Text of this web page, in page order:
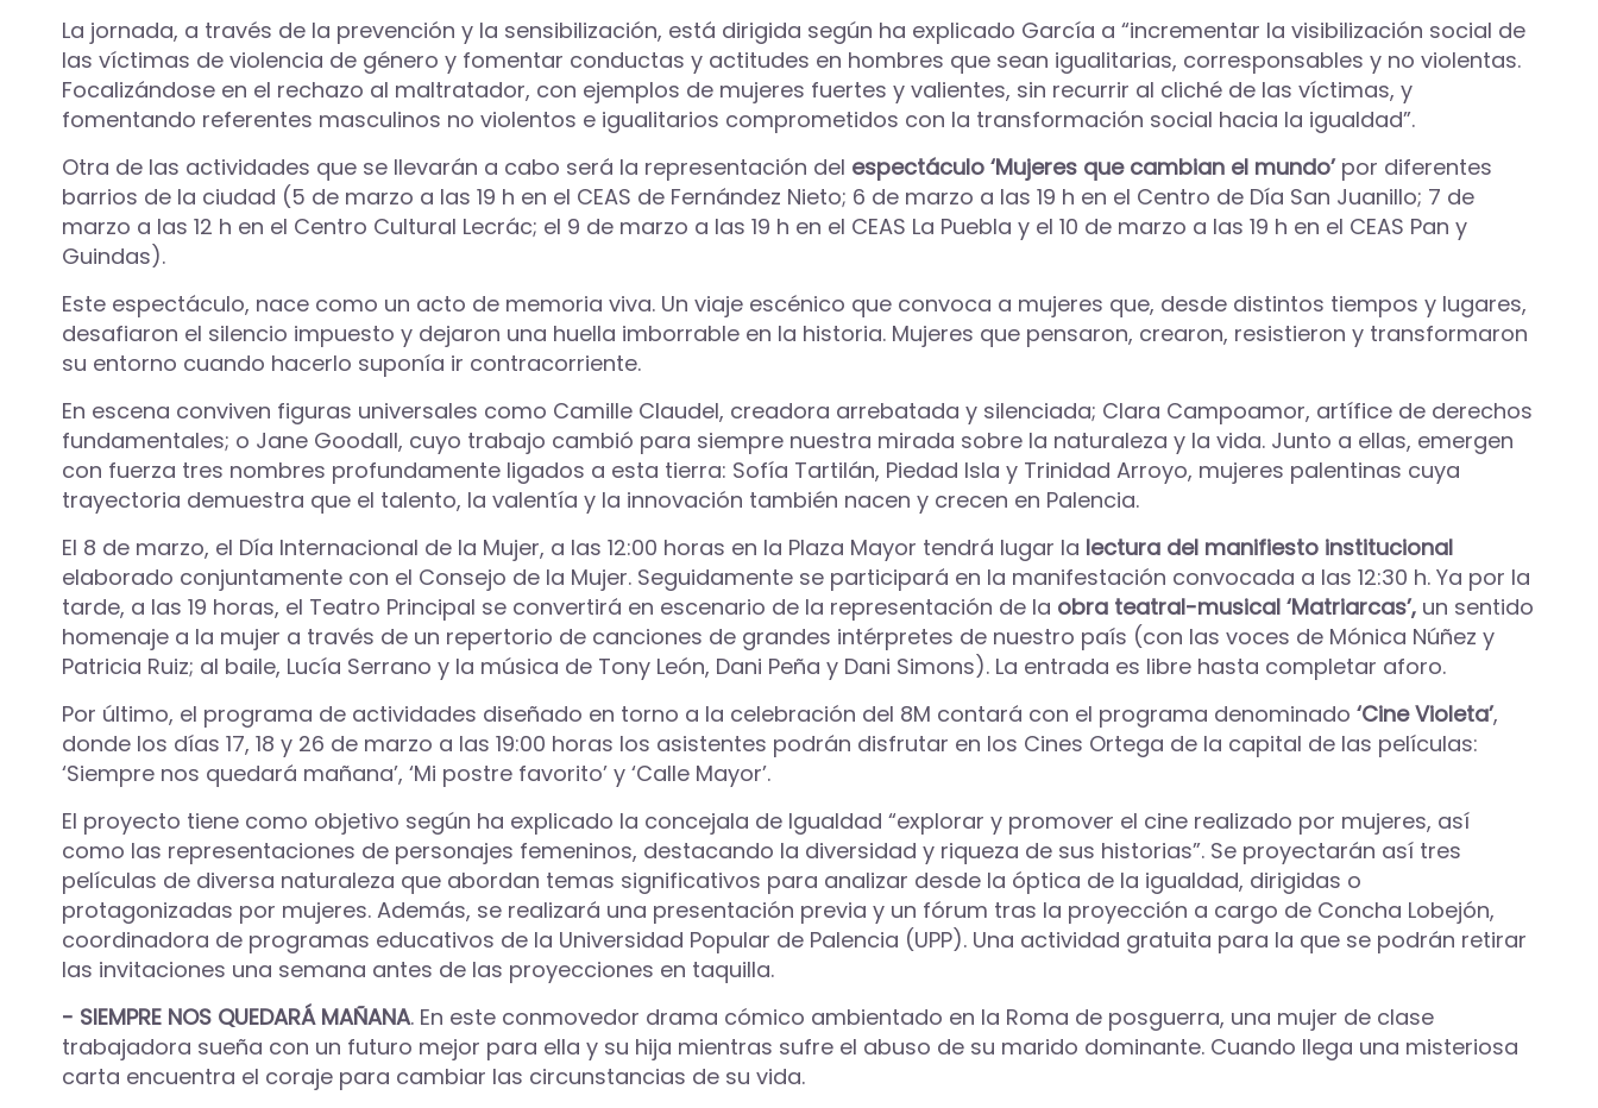
La jornada, a través de la prevención y la sensibilización, está dirigida según ha explicado García a “incrementar la visibilización social de
las víctimas de violencia de género y fomentar conductas y actitudes en hombres que sean igualitarias, corresponsables y no violentas.
Focalizándose en el rechazo al maltratador, con ejemplos de mujeres fuertes y valientes, sin recurrir al cliché de las víctimas, y
fomentando referentes masculinos no violentos e igualitarios comprometidos con la transformación social hacia la igualdad”.
Otra de las actividades que se llevarán a cabo será la representación del espectáculo ‘Mujeres que cambian el mundo’por diferentes
barrios de la ciudad (5 de marzo a las 19 h en el CEAS de Fernández Nieto; 6 de marzo a las 19 h en el Centro de Día San Juanillo; 7 de
marzo a las 12 h en el Centro Cultural Lecrác; el 9 de marzo a las 19 h en el CEAS La Puebla y el 10 de marzo a las 19 h en el CEAS Pan y
Guindas).
Este espectáculo, nace como un acto de memoria viva. Un viaje escénico que convoca a mujeres que, desde distintos tiempos y lugares,
desafiaron el silencio impuesto y dejaron una huella imborrable en la historia. Mujeres que pensaron, crearon, resistieron y transformaron
su entorno cuando hacerlo suponía ir contracorriente.
En escena conviven figuras universales como Camille Claudel, creadora arrebatada y silenciada; Clara Campoamor, artífice de derechos
fundamentales; o Jane Goodall, cuyo trabajo cambió para siempre nuestra mirada sobre la naturaleza y la vida. Junto a ellas, emergen
con fuerza tres nombres profundamente ligados a esta tierra: Sofía Tartilán, Piedad Isla y Trinidad Arroyo, mujeres palentinas cuya
trayectoria demuestra que el talento, la valentía y la innovación también nacen y crecen en Palencia.
El 8 de marzo, el Día Internacional de la Mujer, a las 12:00 horas en la Plaza Mayor tendrá lugar la lectura del manifiesto institucional
elaborado conjuntamente con el Consejo de la Mujer. Seguidamente se participará en la manifestación convocada a las 12:30 h. Ya por la
tarde, a las 19 horas, el Teatro Principal se convertirá en escenario de la representación de la obra teatral-musical ‘Matriarcas’, un sentido
homenaje a la mujer a través de un repertorio de canciones de grandes intérpretes de nuestro país (con las voces de Mónica Núñez y
Patricia Ruiz; al baile, Lucía Serrano y la música de Tony León, Dani Peña y Dani Simons). La entrada es libre hasta completar aforo.
Por último, el programa de actividades diseñado en torno a la celebración del 8M contará con el programa denominado ‘Cine Violeta’,
donde los días 17, 18 y 26 de marzo a las 19:00 horas los asistentes podrán disfrutar en los Cines Ortega de la capital de las películas:
‘Siempre nos quedará mañana’, ‘Mi postre favorito’ y ‘Calle Mayor’.
El proyecto tiene como objetivo según ha explicado la concejala de Igualdad “explorar y promover el cine realizado por mujeres, así
como las representaciones de personajes femeninos, destacando la diversidad y riqueza de sus historias”. Se proyectarán así tres
películas de diversa naturaleza que abordan temas significativos para analizar desde la óptica de la igualdad, dirigidas o
protagonizadas por mujeres. Además, se realizará una presentación previa y un fórum tras la proyección a cargo de Concha Lobejón,
coordinadora de programas educativos de la Universidad Popular de Palencia (UPP). Una actividad gratuita para la que se podrán retirar
las invitaciones una semana antes de las proyecciones en taquilla.
- SIEMPRE NOS QUEDARÁ MAÑANA. En este conmovedor drama cómico ambientado en la Roma de posguerra, una mujer de clase
trabajadora sueña con un futuro mejor para ella y su hija mientras sufre el abuso de su marido dominante. Cuando llega una misteriosa
carta encuentra el coraje para cambiar las circunstancias de su vida.